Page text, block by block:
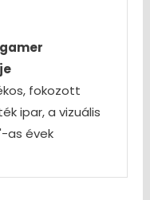
fokozott
ipar, a vizuális
as évek